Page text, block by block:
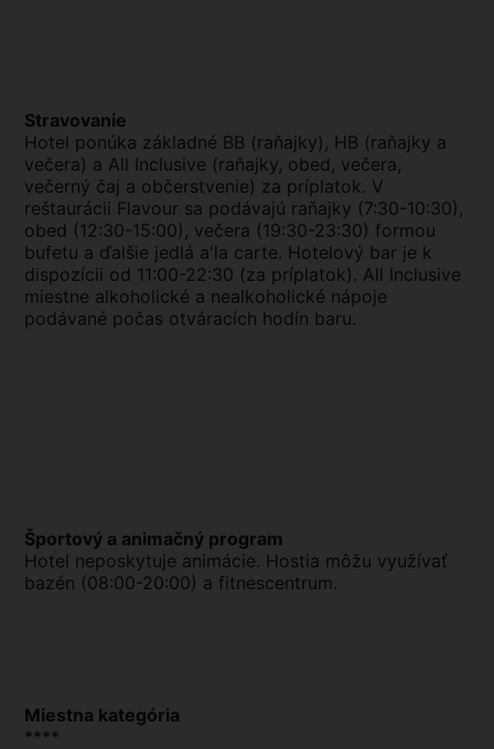
Stravovanie
Hotel ponúka základné BB (raňajky), HB (raňajky a
večera) a All Inclusive (raňajky, obed, večera,
večerný čaj a občerstvenie) za príplatok. V
reštaurácii Flavour sa podávajú raňajky (7:30-10:30),
obed (12:30-15:00), večera (19:30-23:30) formou
bufetu a ďalšie jedlá a'la carte. Hotelový bar je k
dispozícii od 11:00-22:30 (za príplatok). All Inclusive
miestne alkoholické a nealkoholické nápoje
podávané počas otváracích hodín baru.
Športový a animačný program
Hotel neposkytuje animácie. Hostia môžu využívať
bazén (08:00-20:00) a fitnescentrum.
Miestna kategória
****